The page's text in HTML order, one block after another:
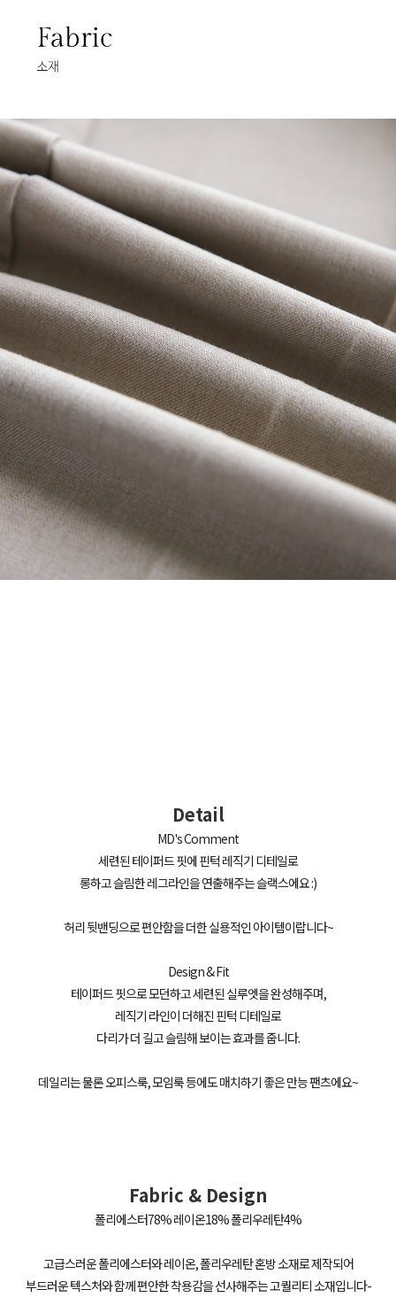
Detail
MD's Comment
세련된 테이퍼드 핏에 핀턱 레직기 디테일로
롱하고 슬림한 레그라인을 연출해주는 슬랙스에요 :)
허리 뒷밴딩으로 편안함을 더한 실용적인 아이템이랍니다~
Design & Fit
테이퍼드 핏으로 모던하고 세련된 실루엣을 완성해주며,
레직기 라인이 더해진 핀턱 디테일로
다리가 더 길고 슬림해 보이는 효과를 줍니다.
데일리는 물론 오피스룩, 모임룩 등에도 매치하기 좋은 만능 팬츠에요~
Fabric & Design
폴리에스터78% 레이온18% 폴리우레탄4%
고급스러운 폴리에스터와 레이온, 폴리우레탄 혼방 소재로 제작되어
부드러운 텍스처와 함께 편안한 착용감을 선사해주는 고퀄리티 소재입니다-